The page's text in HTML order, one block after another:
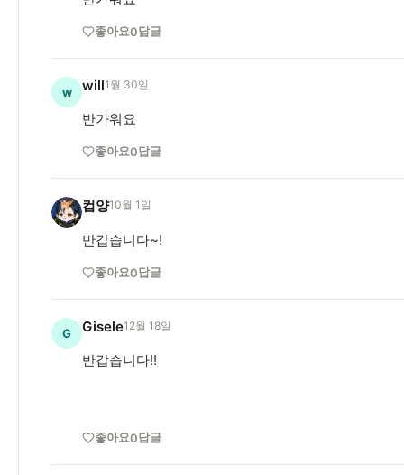
좋아요0답글
w will1월 30일
반가워요
좋아요0답글
컴 컴양10월 1일
반갑습니다~!
좋아요0답글
G Gisele12월 18일
반갑습니다!!
좋아요0답글